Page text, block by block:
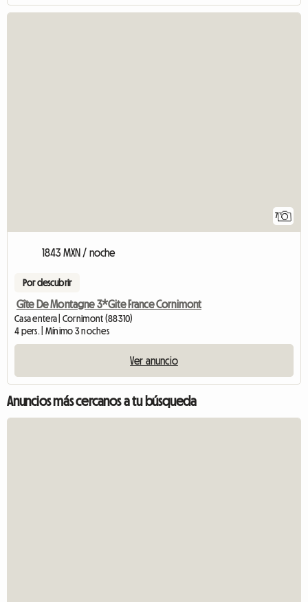
7
1843 MXN / noche
Por descubrir
Gîte De Montagne 3*Gite France Cornimont
Casa entera | Cornimont (88310)
4 pers. | Mínimo 3 noches
Ver anuncio
Anuncios más cercanos a tu búsqueda